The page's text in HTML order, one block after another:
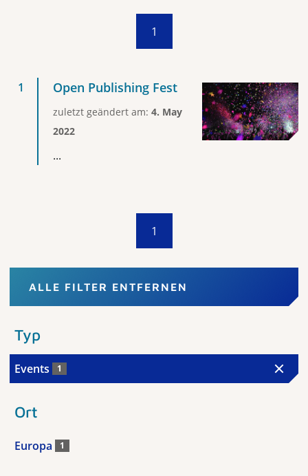
1
Open Publishing Fest
zuletzt geändert am: 4. May
2022
...
1
ALLE FILTER ENTFERNEN
Typ
Events 1
Ort
Europa 1